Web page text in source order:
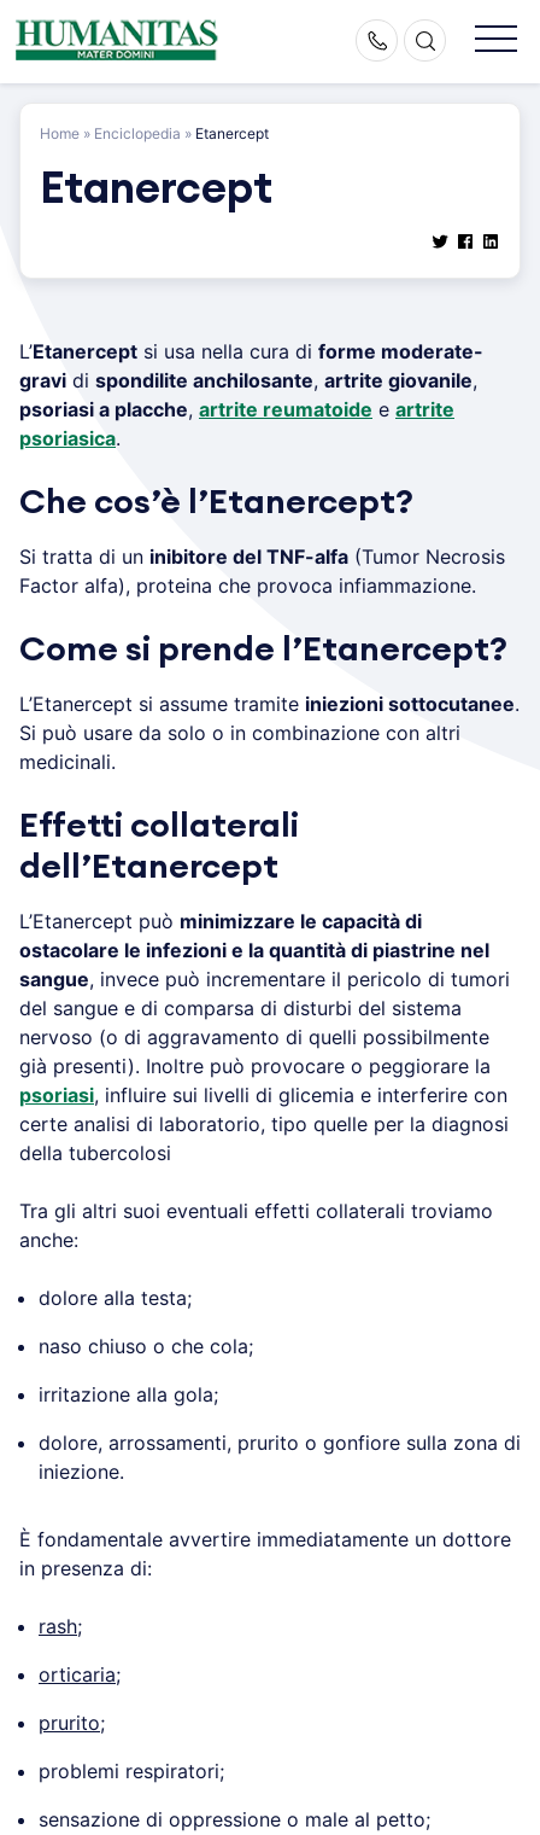
Skip
to
Home » Enciclopedia » Etanercept
Etanercept
L’Etanercept si usa nella cura di forme moderate-
gravi di spondilite anchilosante, artrite giovanile,
psoriasi a placche, artrite reumatoide e artrite
psoriasica.
Che cos’è l’Etanercept?
Si tratta di un inibitore del TNF-alfa (Tumor Necrosis
Factor alfa), proteina che provoca infiammazione.
Come si prende l’Etanercept?
L’Etanercept si assume tramite iniezioni sottocutanee.
Si può usare da solo o in combinazione con altri
medicinali.
Effetti collaterali
dell’Etanercept
L’Etanercept può minimizzare le capacità di
ostacolare le infezioni e la quantità di piastrine nel
sangue, invece può incrementare il pericolo di tumori
del sangue e di comparsa di disturbi del sistema
nervoso (o di aggravamento di quelli possibilmente
già presenti). Inoltre può provocare o peggiorare la
psoriasi, influire sui livelli di glicemia e interferire con
certe analisi di laboratorio, tipo quelle per la diagnosi
della tubercolosi
Tra gli altri suoi eventuali effetti collaterali troviamo
anche:
dolore alla testa;
naso chiuso o che cola;
irritazione alla gola;
dolore, arrossamenti, prurito o gonfiore sulla zona di
iniezione.
È fondamentale avvertire immediatamente un dottore
in presenza di:
rash;
orticaria;
prurito;
problemi respiratori;
sensazione di oppressione o male al petto;